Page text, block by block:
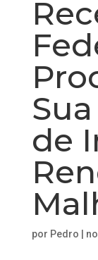
de
por Pedro